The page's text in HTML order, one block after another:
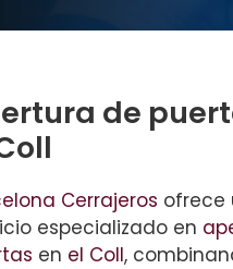
de
Cerrajeros ofrece
especializado en
en el Coll,